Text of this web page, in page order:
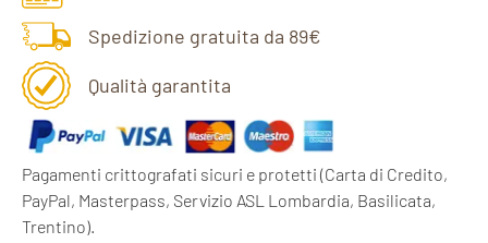
Spedizione gratuita da 89€
Qualità garantita
Pagamenti crittografati sicuri e protetti (Carta di Credito,
PayPal, Masterpass, Servizio ASL Lombardia, Basilicata,
Trentino).